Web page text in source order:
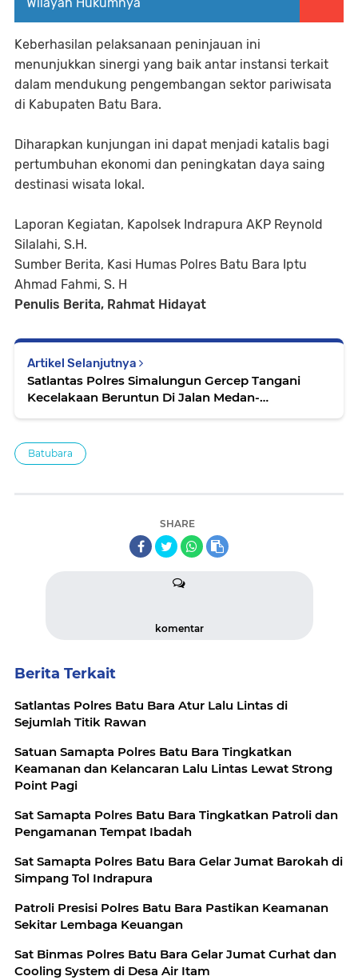
Wilayah Hukumnya
Keberhasilan pelaksanaan peninjauan ini
menunjukkan sinergi yang baik antar instansi terkait
dalam mendukung pengembangan sektor pariwisata
di Kabupaten Batu Bara.
Diharapkan kunjungan ini dapat menjadi katalis bagi
pertumbuhan ekonomi dan peningkatan daya saing
destinasi wisata lokal.
Laporan Kegiatan, Kapolsek Indrapura AKP Reynold
Silalahi, S.H.
Sumber Berita, Kasi Humas Polres Batu Bara Iptu
Ahmad Fahmi, S. H
Penulis Berita, Rahmat Hidayat
Artikel Selanjutnya
Satlantas Polres Simalungun Gercep Tangani
Kecelakaan Beruntun Di Jalan Medan-
Batubara
SHARE
komentar
Berita Terkait
Satlantas Polres Batu Bara Atur Lalu Lintas di
Sejumlah Titik Rawan
Satuan Samapta Polres Batu Bara Tingkatkan
Keamanan dan Kelancaran Lalu Lintas Lewat Strong
Point Pagi
Sat Samapta Polres Batu Bara Tingkatkan Patroli dan
Pengamanan Tempat Ibadah
Sat Samapta Polres Batu Bara Gelar Jumat Barokah di
Simpang Tol Indrapura
Patroli Presisi Polres Batu Bara Pastikan Keamanan
Sekitar Lembaga Keuangan
Sat Binmas Polres Batu Bara Gelar Jumat Curhat dan
Cooling System di Desa Air Itam